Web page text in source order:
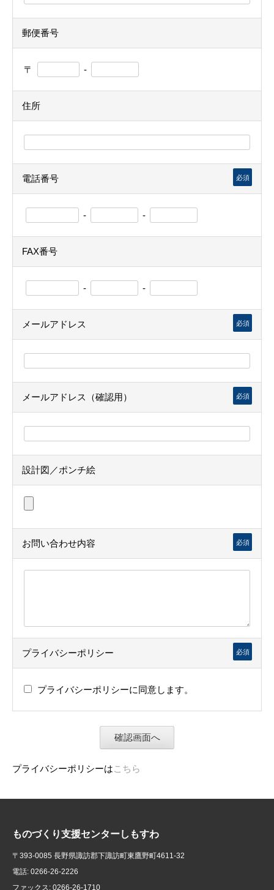
郵便番号
〒 -
住所
電話番号 必須
- -
FAX番号
- -
メールアドレス 必須
メールアドレス（確認用） 必須
設計図／ポンチ絵
お問い合わせ内容 必須
プライバシーポリシー 必須
プライバシーポリシーに同意します。
プライバシーポリシーはこちら
ものづくり支援センターしもすわ
〒393-0085 長野県諏訪郡下諏訪町東鷹野町4611-32
電話: 0266-26-2226
ファックス: 0266-26-1710